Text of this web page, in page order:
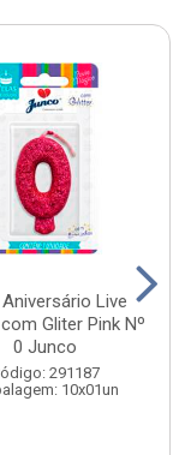
Live
Gliter Pink Nº
0 Junco
291187
10x01un